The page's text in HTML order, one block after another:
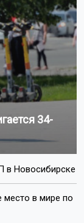
34-
в Новосибирске
место в мире по